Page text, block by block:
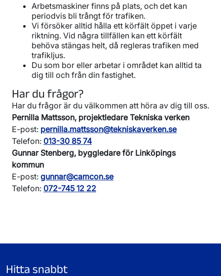
Arbetsmaskiner finns på plats, och det kan
periodvis bli trångt för trafiken.
Vi försöker alltid hålla ett körfält öppet i varje
riktning. Vid några tillfällen kan ett körfält
behöva stängas helt, då regleras trafiken med
trafikljus.
Du som bor eller arbetar i området kan alltid ta
dig till och från din fastighet.
Har du frågor?
Har du frågor är du välkommen att höra av dig till oss.
Pernilla Mattsson, projektledare Tekniska verken
E-post: pernilla.mattsson@tekniskaverken.se
Telefon: 013-30 85 74
Gunnar Stenberg, byggledare för Linköpings
kommun
E-post: gunnar@camcon.se
Telefon: 072-745 12 22
Hitta snabbt